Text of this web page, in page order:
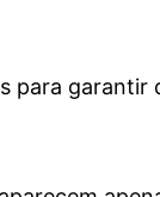
para garantir